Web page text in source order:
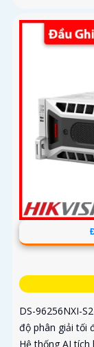
DS-96256NXI-
độ phân giải tối
Hệ thống AI